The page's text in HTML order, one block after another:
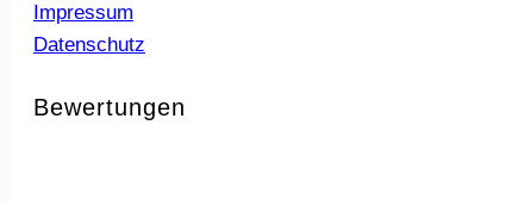
Impressum
Datenschutz
Bewertungen